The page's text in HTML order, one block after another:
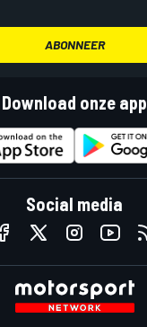
ABONNEER
Download onze app
Social media